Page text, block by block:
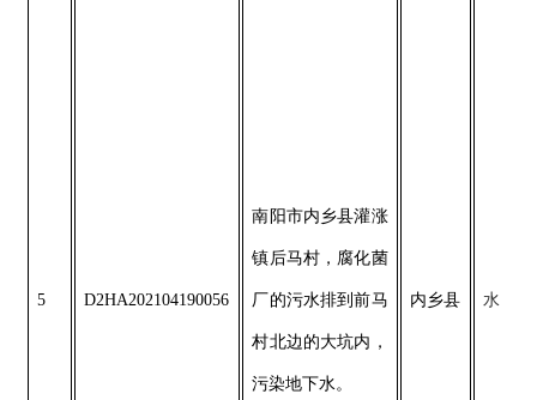
5 D2HA202104190056
南阳市内乡县灌涨
镇后马村，腐化菌
厂的污水排到前马
村北边的大坑内，
污染地下水。
内乡县 水